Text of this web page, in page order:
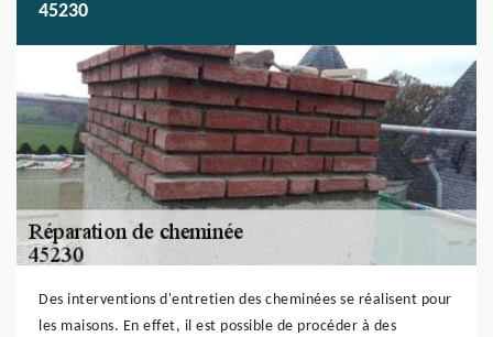
45230
Des interventions d'entretien des cheminées se réalisent pour
les maisons. En effet, il est possible de procéder à des